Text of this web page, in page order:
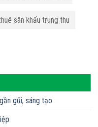
sân khấu trung thu
gũi, sáng tạo